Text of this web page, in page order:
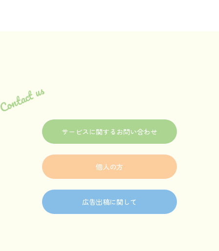
us
サービスに関するお問い合わせ
個人の方
広告出稿に関して